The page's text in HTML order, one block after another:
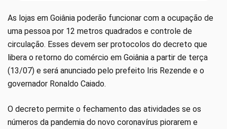
As lojas em Goiânia poderão funcionar com a ocupação de
uma pessoa por 12 metros quadrados e controle de
circulação. Esses devem ser protocolos do decreto que
libera o retorno do comércio em Goiânia a partir de terça
(13/07) e será anunciado pelo prefeito Iris Rezende e o
governador Ronaldo Caiado.
O decreto permite o fechamento das atividades se os
números da pandemia do novo coronavírus piorarem e